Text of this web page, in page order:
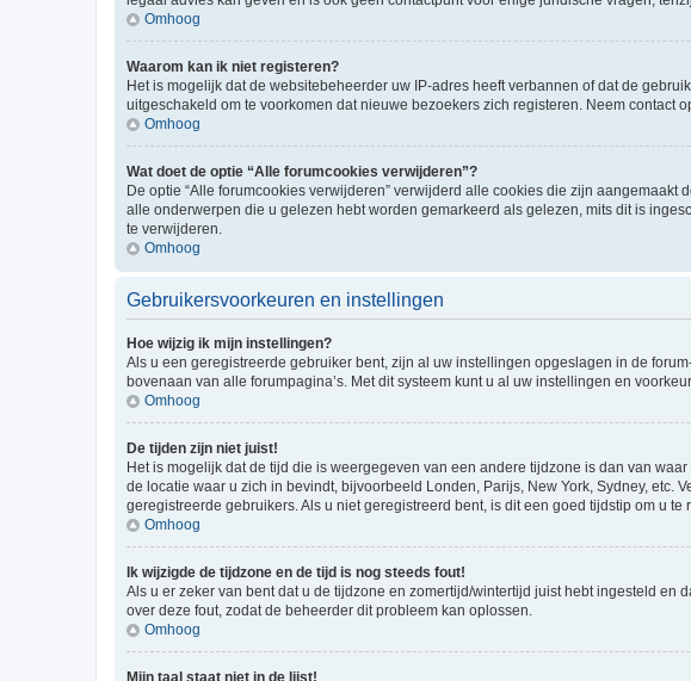
Omhoog
Waarom kan ik niet registeren?
Het is mogelijk dat de websitebeheerder uw IP-adres heeft verbannen of dat de
uitgeschakeld om te voorkomen dat nieuwe bezoekers zich registeren. Neem contact
Omhoog
Wat doet de optie “Alle forumcookies verwijderen”?
De optie “Alle forumcookies verwijderen” verwijderd alle cookies die zijn
alle onderwerpen die u gelezen hebt worden gemarkeerd als gelezen, mits dit is
te verwijderen.
Omhoog
Gebruikersvoorkeuren en instellingen
Hoe wijzig ik mijn instellingen?
Als u een geregistreerde gebruiker bent, zijn al uw instellingen opgeslagen in de
bovenaan van alle forumpagina’s. Met dit systeem kunt u al uw instellingen en
Omhoog
De tijden zijn niet juist!
Het is mogelijk dat de tijd die is weergegeven van een andere tijdzone is dan van
de locatie waar u zich in bevindt, bijvoorbeeld Londen, Parijs, New York, Sydney,
geregistreerde gebruikers. Als u niet geregistreerd bent, is dit een goed tijdstip om u te
Omhoog
Ik wijzigde de tijdzone en de tijd is nog steeds fout!
Als u er zeker van bent dat u de tijdzone en zomertijd/wintertijd juist hebt ingesteld
over deze fout, zodat de beheerder dit probleem kan oplossen.
Omhoog
Mijn taal staat niet in de lijst!